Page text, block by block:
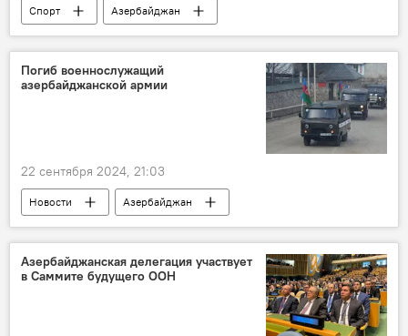
Спорт
Азербайджан
сборная Азербайджана
Акробатическая гимнастика
Чемпионат мира
Португалия
Погиб военнослужащий
азербайджанской армии
22 сентября 2024, 21:03
Новости
Азербайджан
Минобороны АР
военнослужащий
Гибель
Огнестрельное оружие
Азербайджанская делегация участвует
в Саммите будущего ООН